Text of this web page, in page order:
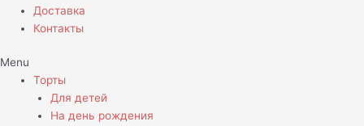
Доставка
Контакты
Menu
Торты
Для детей
На день рождения